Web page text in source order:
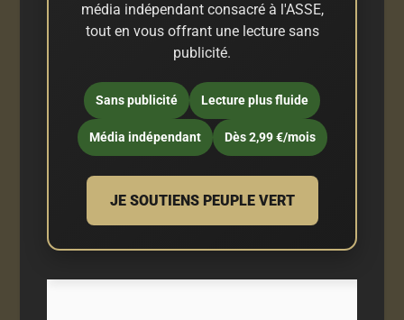
média indépendant consacré à l'ASSE,
tout en vous offrant une lecture sans
publicité.
Sans publicité Lecture plus fluide
Média indépendant Dès 2,99 €/mois
JE SOUTIENS PEUPLE VERT